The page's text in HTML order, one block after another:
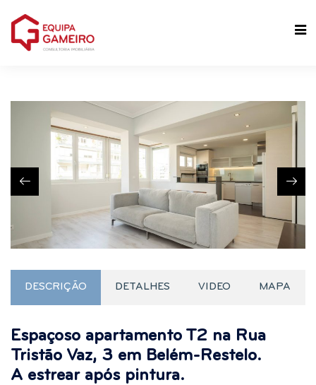
DESCRIÇÃO DETALHES VIDEO MAPA
Espaçoso apartamento T2 na Rua
Tristão Vaz, 3 em Belém-Restelo.
A estrear após pintura.